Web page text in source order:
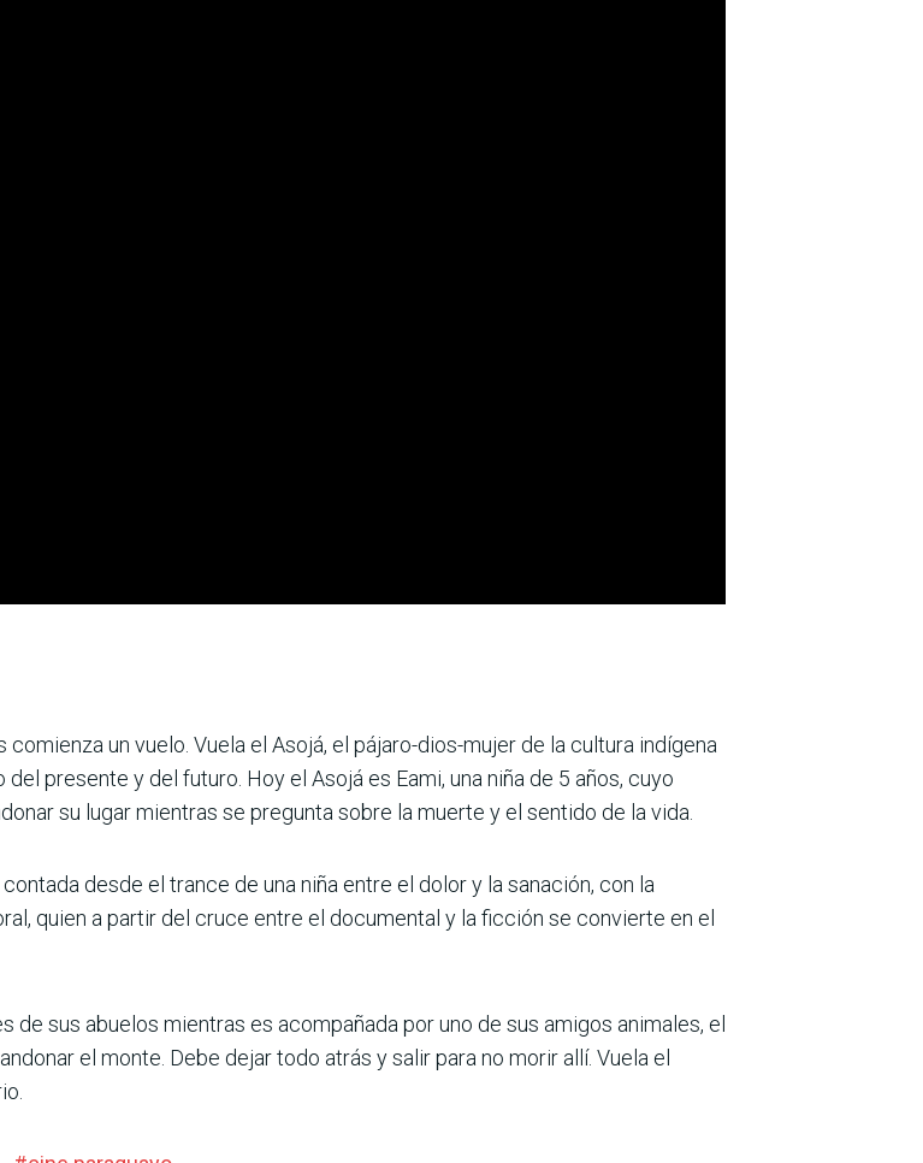
un vuelo. Vuela el Asojá, el pájaro-dios-mujer de la cultura indígena
presente y del futuro. Hoy el Asojá es Eami, una niña de 5 años, cuyo
su lugar mientras se pregunta sobre la muerte y el sentido de la vida.
desde el trance de una niña entre el dolor y la sanación, con la
quien a partir del cruce entre el documental y la ficción se convierte en el
sus abuelos mientras es acompañada por uno de sus amigos animales, el
el monte. Debe dejar todo atrás y salir para no morir allí. Vuela el